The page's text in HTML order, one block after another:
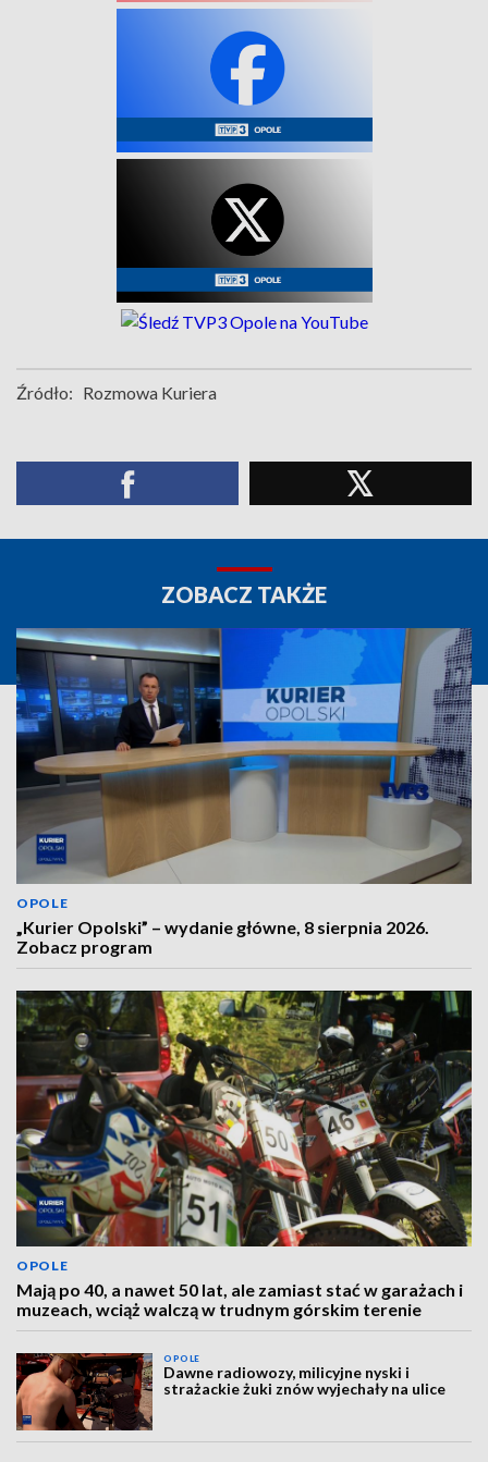
Źródło: Rozmowa Kuriera
ZOBACZ TAKŻE
OPOLE
„Kurier Opolski” – wydanie główne, 8 sierpnia 2026.
Zobacz program
OPOLE
Mają po 40, a nawet 50 lat, ale zamiast stać w garażach i
muzeach, wciąż walczą w trudnym górskim terenie
OPOLE
Dawne radiowozy, milicyjne nyski i
strażackie żuki znów wyjechały na ulice